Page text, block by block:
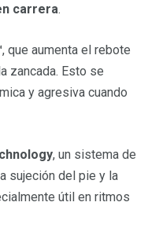
carrera.
, que aumenta el rebote
zancada. Esto se
y agresiva cuando
, un sistema de
sujeción del pie y la
útil en ritmos